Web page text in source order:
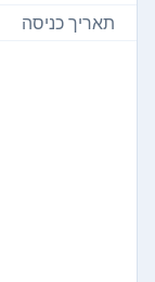
תאריך כניסה